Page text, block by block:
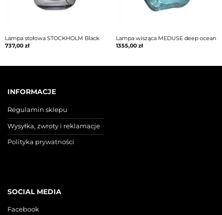
Lampa stołowa STOCKHOLM Black
737,00 zł
Lampa wisząca MEDUSE deep ocean
1355,00 zł
INFORMACJE
Regulamin sklepu
Wysyłka, zwroty i reklamacje
Polityka prywatności
SOCIAL MEDIA
Facebook